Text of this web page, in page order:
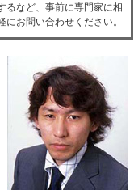
るなど、事前に専門家に相
にお問い合わせください。